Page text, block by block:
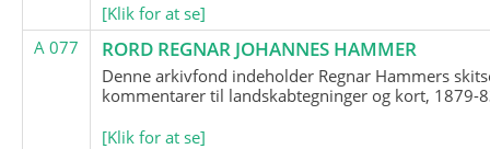
[Klik for at se]
A 077
RORD REGNAR JOHANNES HAMMER
Denne arkivfond indeholder Regnar Hammers
kommentarer til landskabtegninger og kort, 1879-
[Klik for at se]